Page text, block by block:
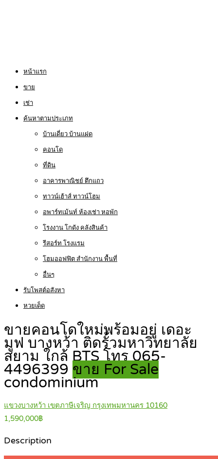
หน้าแรก
ขาย
เช่า
ค้นหาตามประเภท
บ้านเดี่ยว บ้านแฝด
คอนโด
ที่ดิน
อาคารพาณิชย์ ตึกแถว
ทาวน์เฮ้าส์ ทาวน์โฮม
อพาร์ทเม้นท์ ห้องเช่า หอพัก
โรงงาน โกดัง คลังสินค้า
รีสอร์ท โรงแรม
โฮมออฟฟิต สำนักงาน พื้นที่
อื่นๆ
รับโพสต์อสังหา
หวยเด็ด
ขายคอนโดใหม่พร้อมอยู่ เดอะ
มูฟ บางหว้า ติดรั้วมหาวิทยาลัย
สยาม ใกล้ BTS โทร 065-
4496399 ขาย For Sale
condominium
แขวงบางหว้า เขตภาษีเจริญ กรุงเทพมหานคร 10160
1,590,000฿
Description